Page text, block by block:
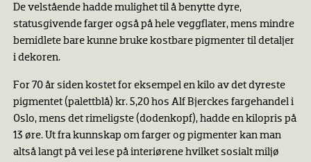
De velstående hadde mulighet til å benytte dyre,
statusgivende farger også på hele veggflater, mens mindre
bemidlete bare kunne bruke kostbare pigmenter til detaljer
i dekoren.
For 70 år siden kostet for eksempel en kilo av det dyreste
pigmentet (palettblå) kr. 5,20 hos Alf Bjerckes fargehandel i
Oslo, mens det rimeligste (dodenkopf), hadde en kilopris på
13 øre. Ut fra kunnskap om farger og pigmenter kan man
altså langt på vei lese på interiørene hvilket sosialt miljø